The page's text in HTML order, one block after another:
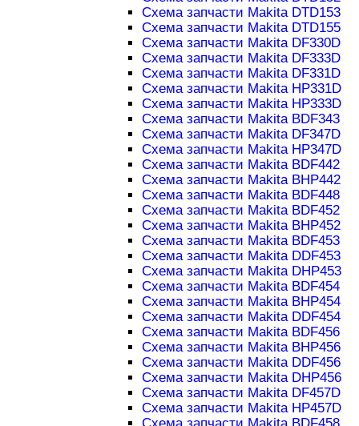
Схема запчасти Makita DTD153
Схема запчасти Makita DTD155
Схема запчасти Makita DF330D
Схема запчасти Makita DF333D
Схема запчасти Makita DF331D
Схема запчасти Makita HP331D
Схема запчасти Makita HP333D
Схема запчасти Makita BDF343
Схема запчасти Makita DF347D
Схема запчасти Makita HP347D
Схема запчасти Makita BDF442
Схема запчасти Makita BHP442
Схема запчасти Makita BDF448
Схема запчасти Makita BDF452
Схема запчасти Makita BHP452
Схема запчасти Makita BDF453
Схема запчасти Makita DDF453
Схема запчасти Makita DHP453
Схема запчасти Makita BDF454
Схема запчасти Makita BHP454
Схема запчасти Makita DDF454
Схема запчасти Makita BDF456
Схема запчасти Makita BHP456
Схема запчасти Makita DDF456
Схема запчасти Makita DHP456
Схема запчасти Makita DF457D
Схема запчасти Makita HP457D